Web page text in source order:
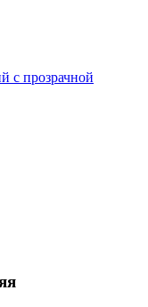
с прозрачной